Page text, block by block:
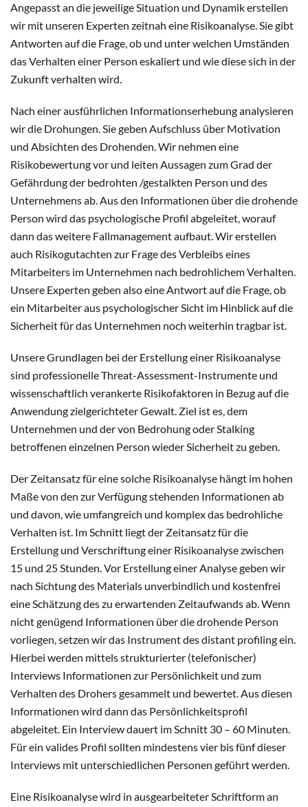
Angepasst an die jeweilige Situation und Dynamik erstellen
wir mit unseren Experten zeitnah eine Risikoanalyse. Sie gibt
Antworten auf die Frage, ob und unter welchen Umständen
das Verhalten einer Person eskaliert und wie diese sich in der
Zukunft verhalten wird.
Nach einer ausführlichen Informationserhebung analysieren
wir die Drohungen. Sie geben Aufschluss über Motivation
und Absichten des Drohenden. Wir nehmen eine
Risikobewertung vor und leiten Aussagen zum Grad der
Gefährdung der bedrohten /gestalkten Person und des
Unternehmens ab. Aus den Informationen über die drohende
Person wird das psychologische Profil abgeleitet, worauf
dann das weitere Fallmanagement aufbaut. Wir erstellen
auch Risikogutachten zur Frage des Verbleibs eines
Mitarbeiters im Unternehmen nach bedrohlichem Verhalten.
Unsere Experten geben also eine Antwort auf die Frage, ob
ein Mitarbeiter aus psychologischer Sicht im Hinblick auf die
Sicherheit für das Unternehmen noch weiterhin tragbar ist.
Unsere Grundlagen bei der Erstellung einer Risikoanalyse
sind professionelle Threat-Assessment-Instrumente und
wissenschaftlich verankerte Risikofaktoren in Bezug auf die
Anwendung zielgerichteter Gewalt. Ziel ist es, dem
Unternehmen und der von Bedrohung oder Stalking
betroffenen einzelnen Person wieder Sicherheit zu geben.
Der Zeitansatz für eine solche Risikoanalyse hängt im hohen
Maße von den zur Verfügung stehenden Informationen ab
und davon, wie umfangreich und komplex das bedrohliche
Verhalten ist. Im Schnitt liegt der Zeitansatz für die
Erstellung und Verschriftung einer Risikoanalyse zwischen
15 und 25 Stunden. Vor Erstellung einer Analyse geben wir
nach Sichtung des Materials unverbindlich und kostenfrei
eine Schätzung des zu erwartenden Zeitaufwands ab. Wenn
nicht genügend Informationen über die drohende Person
vorliegen, setzen wir das Instrument des distant profiling ein.
Hierbei werden mittels strukturierter (telefonischer)
Interviews Informationen zur Persönlichkeit und zum
Verhalten des Drohers gesammelt und bewertet. Aus diesen
Informationen wird dann das Persönlichkeitsprofil
abgeleitet. Ein Interview dauert im Schnitt 30 – 60 Minuten.
Für ein valides Profil sollten mindestens vier bis fünf dieser
Interviews mit unterschiedlichen Personen geführt werden.
Eine Risikoanalyse wird in ausgearbeiteter Schriftform an